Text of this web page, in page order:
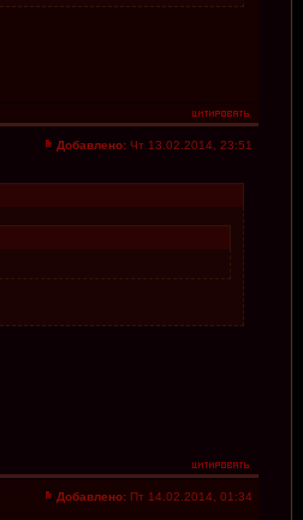
Добавлено: Чт 13.02.2014, 23:51
Добавлено: Пт 14.02.2014, 01:34